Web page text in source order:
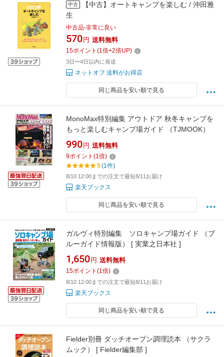
中古
【中古】オートキャンプを楽しむ / 沖田雅
生
中古品-非常に良い
570 円 送料無料
15ポイント (1倍+2倍UP)
3日〜4日以内に発送
ネットオフ 送料がお得店
同じ商品を安い順で見る
MonoMax特別編集 アウトドア 秋冬キャンプを
もっと楽しむキャンプ場ガイド （TJMOOK）
990 円 送料無料
9ポイント (1倍)
5(1件)
8/10 12:00までの注文で最短8/11お届け
楽天ブックス
同じ商品を安い順で見る
ガルヴィ特別編集 ソロキャンプ場ガイド （ブ
ルーガイド情報版） [ 実業之日本社 ]
1,650 円 送料無料
15ポイント (1倍)
8/10 12:00までの注文で最短8/11お届け
楽天ブックス
同じ商品を安い順で見る
Fielder別冊 ダッチオーブン調理読本 （サクラ
ムック） [ Fielder編集部 ]